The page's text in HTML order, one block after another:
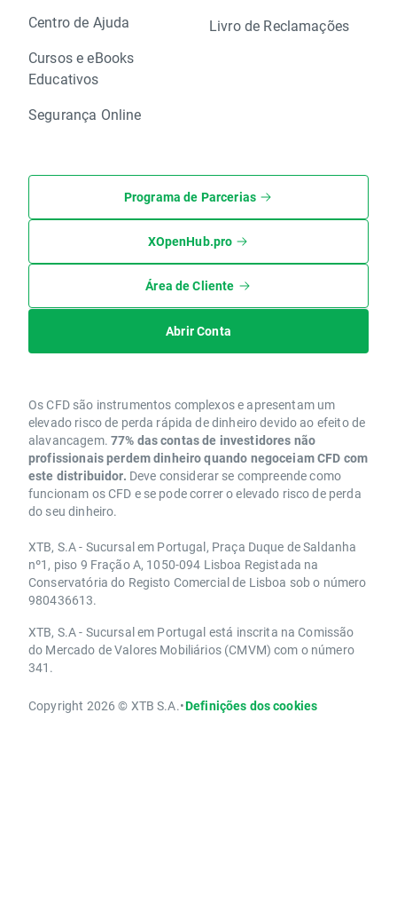
Centro de Ajuda
Cursos e eBooks
Educativos
Segurança Online
Livro de Reclamações
Programa de Parcerias
XOpenHub.pro
Área de Cliente
Abrir Conta
Os CFD são instrumentos complexos e apresentam um
elevado risco de perda rápida de dinheiro devido ao efeito de
alavancagem. 77% das contas de investidores não
profissionais perdem dinheiro quando negoceiam CFD com
este distribuidor. Deve considerar se compreende como
funcionam os CFD e se pode correr o elevado risco de perda
do seu dinheiro.
XTB, S.A - Sucursal em Portugal, Praça Duque de Saldanha
nº1, piso 9 Fração A, 1050-094 Lisboa Registada na
Conservatória do Registo Comercial de Lisboa sob o número
980436613.
XTB, S.A - Sucursal em Portugal está inscrita na Comissão
do Mercado de Valores Mobiliários (CMVM) com o número
341.
Copyright 2026 © XTB S.A.•Definições dos cookies